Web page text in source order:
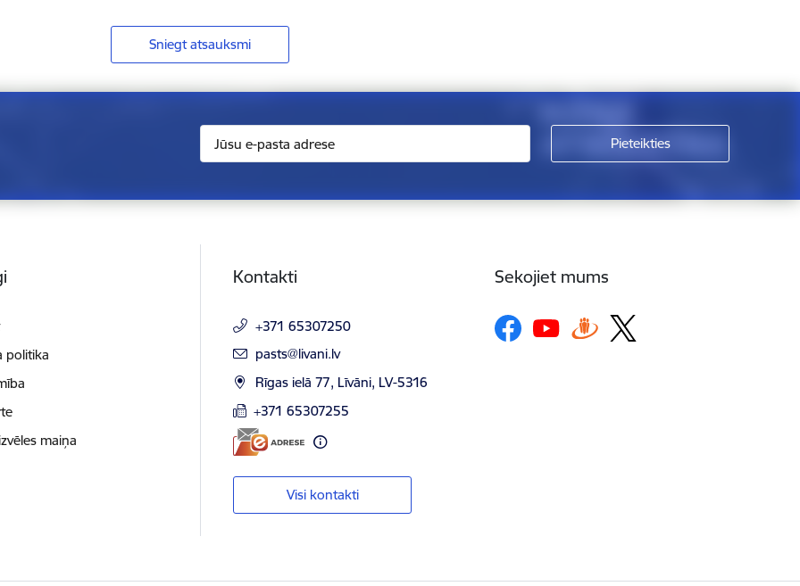
Sniegt atsauksmi
politika
maiņa
Kontakti
+371 65307250
E-pasts:
pasts@livani.lv
Rīgas ielā 77, Līvāni, LV-5316
+371 65307255
Visi kontakti
Sekojiet mums